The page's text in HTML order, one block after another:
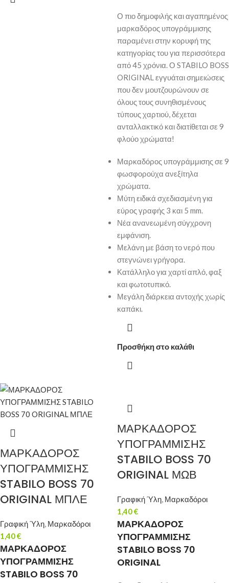
Ο πιο δημοφιλής και αγαπημένος
μαρκαδόρος υπογράμμισης
παραμένει στην κορυφή της
κατηγορίας του για περισσότερα
από 45 χρόνια. Ο STABILO BOSS
ORIGINAL εγγυάται σημειώσεις
που δεν μουτζουρώνουν σε
όλους τους συνηθισμένους
τύπους χαρτιού, δέχεται
ανταλλακτικό και διατίθεται σε 9
φλούο χρώματα!
Μαρκαδόρος υπογράμμισης σε 9
φωσφορούχα ανεξίτηλα
χρώματα.
Μύτη ειδικά σχεδιασμένη για
εύρος γραφής 3 και 5 mm.
Νέα ανανεωμένη σύγχρονη
εμφάνιση.
Μελάνη με βάση το νερό που
στεγνώνει γρήγορα.
Κατάλληλο για χαρτί απλό, φαξ
και φωτοτυπικό.
Μεγάλη διάρκεια αντοχής χωρίς
καπάκι.
Προσθήκη στο καλάθι
ΜΑΡΚΑΔΟΡΟΣ
ΥΠΟΓΡΑΜΜΙΣΗΣ
STABILO BOSS 70
ORIGINAL ΜΠΛΕ
Γραφική Ύλη, Μαρκαδόροι
1,40€
ΜΑΡΚΑΔΟΡΟΣ
ΥΠΟΓΡΑΜΜΙΣΗΣ
STABILO BOSS 70
ΜΑΡΚΑΔΟΡΟΣ
ΥΠΟΓΡΑΜΜΙΣΗΣ
STABILO BOSS 70
ORIGINAL ΜΩΒ
Γραφική Ύλη, Μαρκαδόροι
1,40€
ΜΑΡΚΑΔΟΡΟΣ
ΥΠΟΓΡΑΜΜΙΣΗΣ
STABILO BOSS 70
ORIGINAL